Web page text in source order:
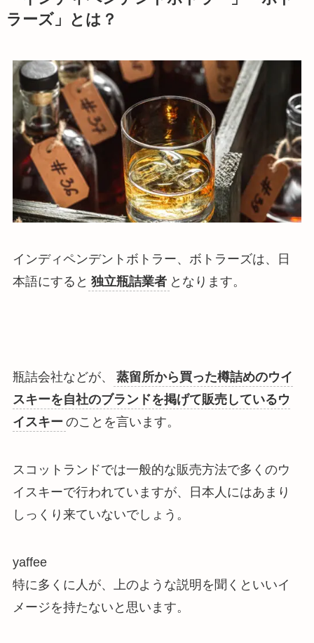
ラーズ」とは？
インディペンデントボトラー、ボトラーズは、日
本語にすると 独立瓶詰業者 となります。
瓶詰会社などが、
蒸留所から買った樽詰めのウイ
スキーを自社のブランドを掲げて販売しているウ
イスキー のことを言います。
スコットランドでは一般的な販売方法で多くのウ
イスキーで行われていますが、日本人にはあまり
しっくり来ていないでしょう。
yaffee
特に多くに人が、上のような説明を聞くといいイ
メージを持たないと思います。